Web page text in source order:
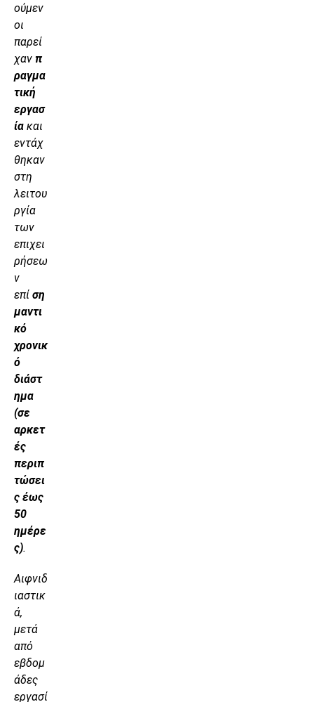
ούμεν
οι
παρεί
χαν π
ραγμα
τική
εργασ
ία και
εντάχ
θηκαν
στη
λειτου
ργία
των
επιχει
ρήσεω
ν
επί ση
μαντι
κό
χρονικ
ό
διάστ
ημα
(σε
αρκετ
ές
περιπ
τώσει
ς έως
50
ημέρε
ς).
Αιφνιδ
ιαστικ
ά,
μετά
από
εβδομ
άδες
εργασί